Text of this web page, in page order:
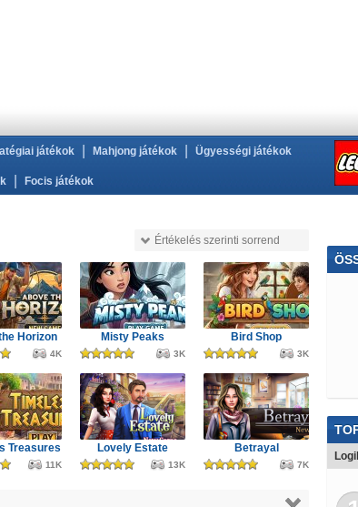
játékok Mahjong játékok Ügyességi játékok
Focis játékok
Értékelés szerinti sorrend
Horizon
4K
Misty Peaks
3K
Bird Shop
3K
Treasures
11K
Lovely Estate
13K
Betrayal
7K